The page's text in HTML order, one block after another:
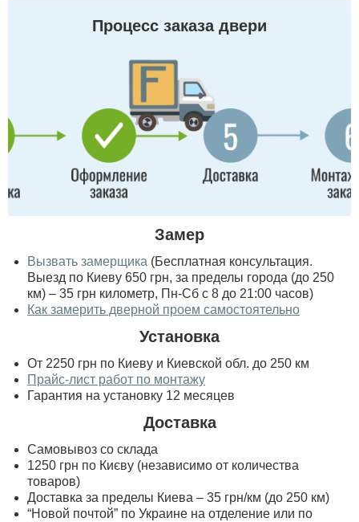
Процесс заказа двери
Замер
Вызвать замерщика (Бесплатная консультация.
Выезд по Киеву 650 грн, за пределы города (до 250
км) – 35 грн километр, Пн-Сб с 8 до 21:00 часов)
Как замерить дверной проем самостоятельно
Установка
От 2250 грн по Киеву и Киевской обл. до 250 км
Прайс-лист работ по монтажу
Гарантия на установку 12 месяцев
Доставка
Самовывоз со склада
1250 грн по Києву (независимо от количества
товаров)
Доставка за пределы Киева – 35 грн/км (до 250 км)
“Новой почтой” по Украине на отделение или по